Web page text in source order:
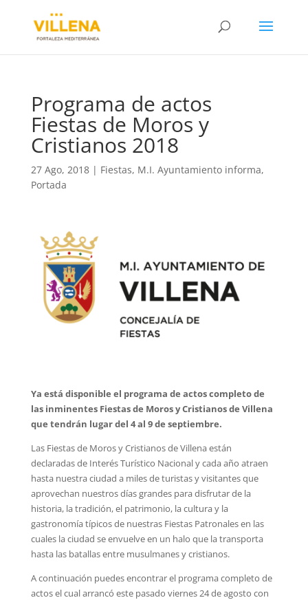
Programa de actos
Fiestas de Moros y
Cristianos 2018
27 Ago, 2018| Fiestas, M.I. Ayuntamiento informa,
Portada
Ya está disponible el programa de actos completo de
las inminentes Fiestas de Moros y Cristianos de Villena
que tendrán lugar del 4 al 9 de septiembre.
Las Fiestas de Moros y Cristianos de Villena están
declaradas de Interés Turístico Nacional y cada año atraen
hasta nuestra ciudad a miles de turistas y visitantes que
aprovechan nuestros días grandes para disfrutar de la
historia, la tradición, el patrimonio, la cultura y la
gastronomía típicos de nuestras Fiestas Patronales en las
cuales la ciudad se envuelve en un halo que la transporta
hasta las batallas entre musulmanes y cristianos.
A continuación puedes encontrar el programa completo de
actos el cual arrancó este pasado viernes 24 de agosto con